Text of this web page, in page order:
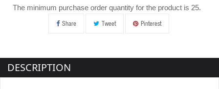
The minimum purchase order quantity for the product is 25.
Share
Tweet Pinterest
DESCRIPTION